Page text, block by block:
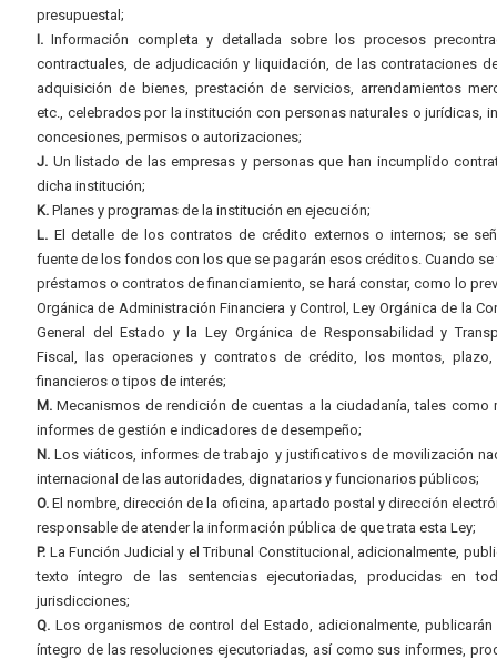
presupuestal;
I. Información completa y detallada sobre los procesos
contractuales, de adjudicación y liquidación, de las contrataciones
adquisición de bienes, prestación de servicios, arrendamientos
etc., celebrados por la institución con personas naturales o jurídicas,
concesiones, permisos o autorizaciones;
J. Un listado de las empresas y personas que han incumplido
dicha institución;
K. Planes y programas de la institución en ejecución;
L. El detalle de los contratos de crédito externos o internos; se
fuente de los fondos con los que se pagarán esos créditos. Cuando se
préstamos o contratos de financiamiento, se hará constar, como lo
Orgánica de Administración Financiera y Control, Ley Orgánica de la
General del Estado y la Ley Orgánica de Responsabilidad y
Fiscal, las operaciones y contratos de crédito, los montos,
financieros o tipos de interés;
M. Mecanismos de rendición de cuentas a la ciudadanía, tales como
informes de gestión e indicadores de desempeño;
N. Los viáticos, informes de trabajo y justificativos de movilización
internacional de las autoridades, dignatarios y funcionarios públicos;
O. El nombre, dirección de la oficina, apartado postal y dirección
responsable de atender la información pública de que trata esta Ley;
P. La Función Judicial y el Tribunal Constitucional, adicionalmente,
texto íntegro de las sentencias ejecutoriadas, producidas en
jurisdicciones;
Q. Los organismos de control del Estado, adicionalmente, publicarán
íntegro de las resoluciones ejecutoriadas, así como sus informes,